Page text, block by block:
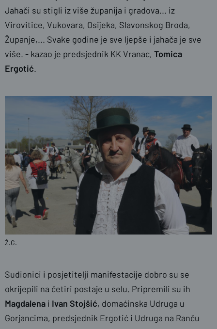
Jahači su stigli iz više županija i gradova... iz
Virovitice, Vukovara, Osijeka, Slavonskog Broda,
Županje,... Svake godine je sve ljepše i jahača je sve
više. - kazao je predsjednik KK Vranac, Tomica
Ergotić.
Ž.G.
Sudionici i posjetitelji manifestacije dobro su se
okrijepili na četiri postaje u selu. Pripremili su ih
Magdalena i Ivan Stojšić, domaćinska Udruga u
Gorjancima, predsjednik Ergotić i Udruga na Ranču